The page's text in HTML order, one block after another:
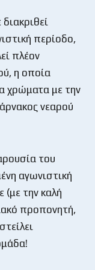
περίοδο,
πλέον
η οποία
χρώματα με την
νεαρού
του
αγωνιστική
(με την καλή
προπονητή,